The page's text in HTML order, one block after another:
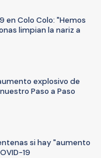
en Colo Colo: "Hemos
limpian la nariz a
explosivo de
Paso a Paso
si hay "aumento
19